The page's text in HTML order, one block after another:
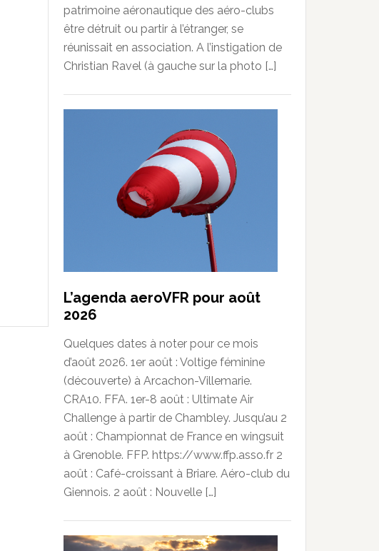
patrimoine aéronautique des aéro-clubs
être détruit ou partir à l’étranger, se
réunissait en association. A l’instigation de
Christian Ravel (à gauche sur la photo […]
L’agenda aeroVFR pour août
2026
Quelques dates à noter pour ce mois
d’août 2026. 1er août : Voltige féminine
(découverte) à Arcachon-Villemarie.
CRA10. FFA. 1er-8 août : Ultimate Air
Challenge à partir de Chambley. Jusqu’au 2
août : Championnat de France en wingsuit
à Grenoble. FFP. https://www.ffp.asso.fr 2
août : Café-croissant à Briare. Aéro-club du
Giennois. 2 août : Nouvelle […]